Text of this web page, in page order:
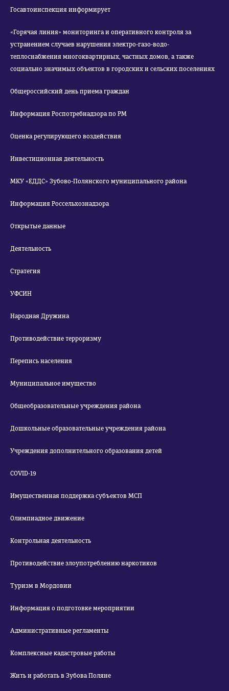
Госавтоинспекция информирует
«Горячая линия» мониторинга и оперативного контроля за
устранением случаев нарушения электро-газо-водо-
теплоснабжения многоквартирных, частных домов, а также
социально значимых объектов в городских и сельских поселениях
Общероссийский день приема граждан
Информация Роспотребнадзора по РМ
Оценка регулирующего воздействия
Инвестиционная деятельность
МКУ «ЕДДС» Зубово-Полянского муниципального района
Информация Россельхознадзора
Открытые данные
Деятельность
Стратегия
УФСИН
Народная Дружина
Противодействие терроризму
Перепись населения
Муниципальное имущество
Общеобразовательные учреждения района
Дошкольные образовательные учреждения района
Учреждения дополнительного образования детей
COVID-19
Имущественная поддержка субъектов МСП
Олимпиадное движение
Контрольная деятельность
Противодействие злоупотреблению наркотиков
Туризм в Мордовии
Информация о подготовке мероприятии
Административные регламенты
Комплексные кадастровые работы
Жить и работать в Зубова Поляне